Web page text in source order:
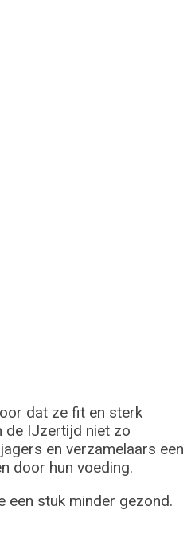
dat ze fit en sterk
de IJzertijd niet zo
en verzamelaars een
door hun voeding.
een stuk minder gezond.